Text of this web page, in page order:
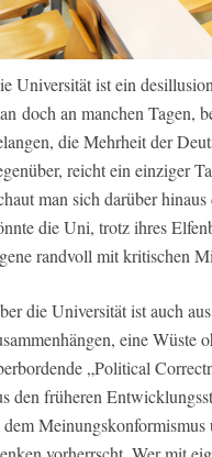
Universität ist ein
doch an manchen Tagen,
die Mehrheit der
reicht ein einziger
man sich darüber
die Uni, trotz ihres
randvoll mit kritischen
die Universität ist auch
eine Wüste
„Political
den früheren
Meinungskonformismus